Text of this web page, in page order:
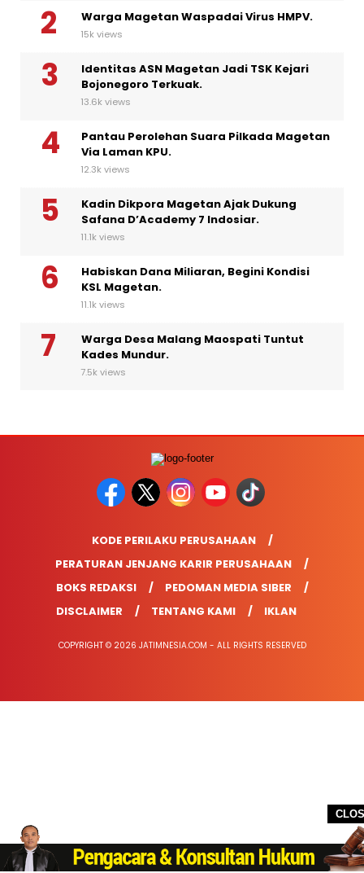
Warga Magetan Waspadai Virus HMPV.
15k views
Identitas ASN Magetan Jadi TSK Kejari
Bojonegoro Terkuak.
13.6k views
Pantau Perolehan Suara Pilkada Magetan
Via Laman KPU.
12.3k views
Kadin Dikpora Magetan Ajak Dukung
Safana D’Academy 7 Indosiar.
11.1k views
Habiskan Dana Miliaran, Begini Kondisi
KSL Magetan.
11.1k views
Warga Desa Malang Maospati Tuntut
Kades Mundur.
7.5k views
KODE PERILAKU PERUSAHAAN
PERATURAN JENJANG KARIR PERUSAHAAN
BOKS REDAKSI
PEDOMAN MEDIA SIBER
DISCLAIMER
TENTANG KAMI IKLAN
COPYRIGHT © 2026 JATIMNESIA.COM - ALL RIGHTS RESERVED